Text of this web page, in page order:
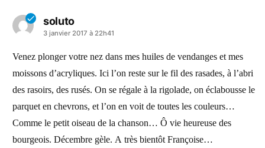
soluto
a
dit :
3 janvier 2017 à 22h41
Venez plonger votre nez dans mes huiles de vendanges et mes
moissons d’acryliques. Ici l’on reste sur le fil des rasades, à l’abri
des rasoirs, des rusés. On se régale à la rigolade, on éclabousse le
parquet en chevrons, et l’on en voit de toutes les couleurs…
Comme le petit oiseau de la chanson… Ô vie heureuse des
bourgeois. Décembre gèle. A très bientôt Françoise…